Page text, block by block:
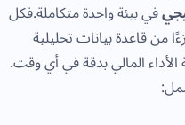
في بيئة واحدة متكاملة.فكل
من قاعدة بيانات تحليلية
المالي بدقة في أي وقت.